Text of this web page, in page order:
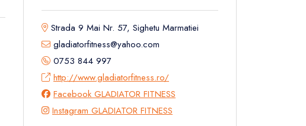
Strada 9 Mai Nr. 57, Sighetu Marmatiei
gladiatorfitness@yahoo.com
0753 844 997
http://www.gladiatorfitness.ro/
Facebook GLADIATOR FITNESS
Instagram GLADIATOR FITNESS